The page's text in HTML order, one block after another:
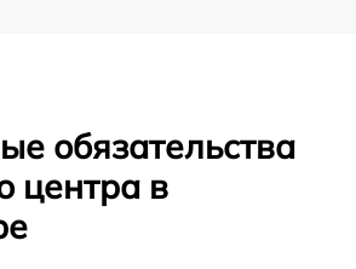
обязательства
центра в